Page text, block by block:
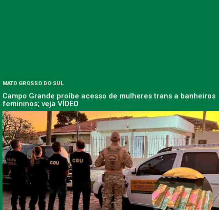
MATO GROSSO DO SUL
Campo Grande proíbe acesso de mulheres trans a banheiros
femininos; veja VÍDEO